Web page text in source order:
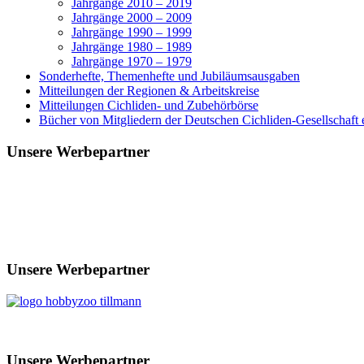
Jahrgänge 2010 – 2019
Jahrgänge 2000 – 2009
Jahrgänge 1990 – 1999
Jahrgänge 1980 – 1989
Jahrgänge 1970 – 1979
Sonderhefte, Themenhefte und Jubiläumsausgaben
Mitteilungen der Regionen & Arbeitskreise
Mitteilungen Cichliden- und Zubehörbörse
Bücher von Mitgliedern der Deutschen Cichliden-Gesellschaft
Unsere Werbepartner
Unsere Werbepartner
Unsere Werbepartner